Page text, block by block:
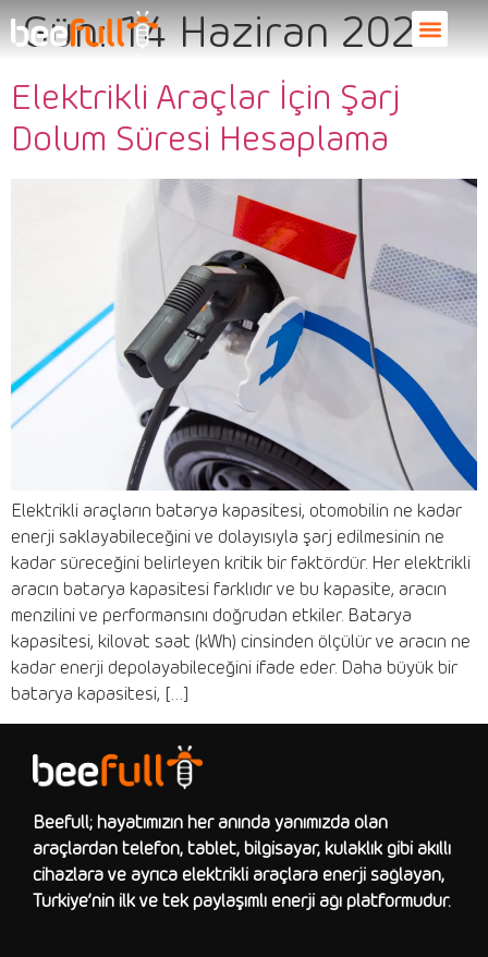
Gün:14 Haziran 2024
Elektrikli Araçlar İçin Şarj
Dolum Süresi Hesaplama
Elektrikli araçların batarya kapasitesi, otomobilin ne kadar
enerji saklayabileceğini ve dolayısıyla şarj edilmesinin ne
kadar süreceğini belirleyen kritik bir faktördür. Her elektrikli
aracın batarya kapasitesi farklıdır ve bu kapasite, aracın
menzilini ve performansını doğrudan etkiler. Batarya
kapasitesi, kilovat saat (kWh) cinsinden ölçülür ve aracın ne
kadar enerji depolayabileceğini ifade eder. Daha büyük bir
batarya kapasitesi, […]
Beefull; hayatımızın her anında yanımızda olan
araçlardan telefon, tablet, bilgisayar, kulaklık gibi akıllı
cihazlara ve ayrıca elektrikli araçlara enerji sağlayan,
Türkiye’nin ilk ve tek paylaşımlı enerji ağı platformudur.